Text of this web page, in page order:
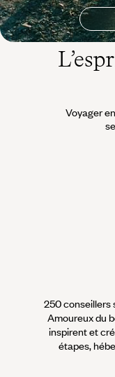
Voyager
250 conseillers
Amoureux du
inspirent et
étapes,